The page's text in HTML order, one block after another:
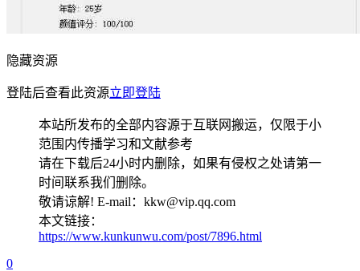
隐藏资源
登陆后查看此资源立即登陆
本站所发布的全部内容源于互联网搬运，仅限于小
范围内传播学习和文献参考
请在下载后24小时内删除，如果有侵权之处请第一
时间联系我们删除。
敬请谅解! E-mail：kkw@vip.qq.com
本文链接：
https://www.kunkunwu.com/post/7896.html
0